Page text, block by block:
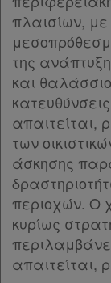
Κ.Α.Δ.
Ελλάδας
Εταιρεία
πλαισίων, με
της
και
απαιτείται,
των
άσκησης
περιοχών. Ο
κυρίως
απαιτείται,